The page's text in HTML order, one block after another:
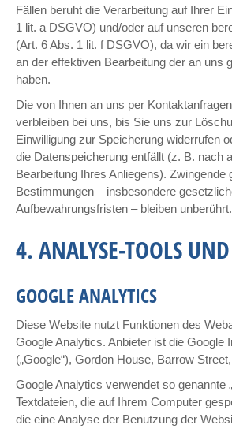
Fällen beruht die Verarbeitung auf Ihrer
1 lit. a DSGVO) und/oder auf unseren
(Art. 6 Abs. 1 lit. f DSGVO), da wir ein
an der effektiven Bearbeitung der an uns
haben.
Die von Ihnen an uns per
verbleiben bei uns, bis Sie uns zur
Einwilligung zur Speicherung widerrufen
die Datenspeicherung entfällt (z. B. nach
Bearbeitung Ihres Anliegens). Zwingende
Bestimmungen – insbesondere
Aufbewahrungsfristen – bleiben unberührt.
4. ANALYSE-TOOLS
GOOGLE ANALYTICS
Diese Website nutzt Funktionen des
Google Analytics. Anbieter ist die Google
(„Google“), Gordon House, Barrow
Google Analytics verwendet so genannte
Textdateien, die auf Ihrem Computer
die eine Analyse der Benutzung der